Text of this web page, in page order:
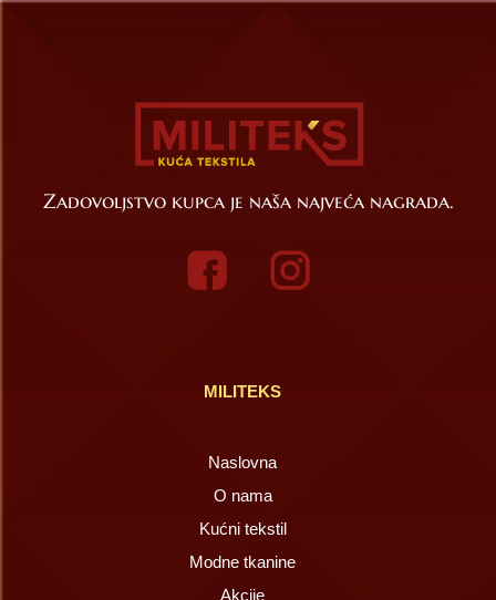
Zadovoljstvo kupca je naša najveća nagrada.
MILITEKS
Naslovna
O nama
Kućni tekstil
Modne tkanine
Akcije